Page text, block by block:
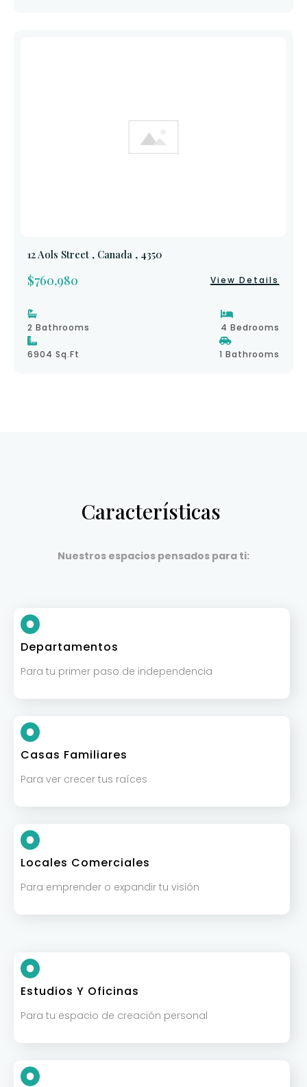
12 Aols Street , Canada , 4350
$760,980 View Details
2 Bathrooms
6904 Sq.ft
4 Bedrooms
1 Bathrooms
Características
Nuestros espacios pensados para ti:
Departamentos
Para tu primer paso de independencia
Casas Familiares
Para ver crecer tus raíces
Locales Comerciales
Para emprender o expandir tu visión
Estudios Y Oficinas
Para tu espacio de creación personal